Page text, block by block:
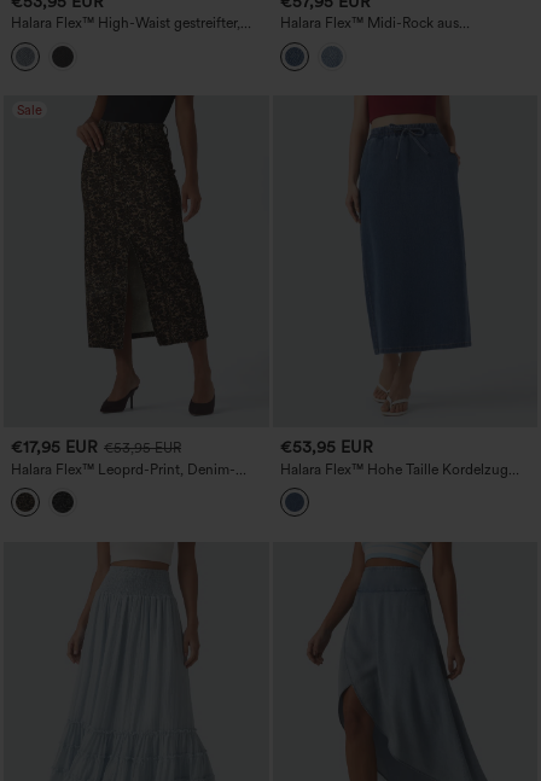
Halara Flex™ High-Waist gestreifter,
stonewashed Denim-Maxi-Rock mit
Taschen
Halara Flex™ Midi-Rock aus
gewaschenem Denim mit
Reißverschlusstaschen und mittlerer
Bundhöhe, lässig
Sale
€17,95 EUR €53,95 EUR
Halara Flex™ Leoprd-Print, Denim-
Casual-Rock mit hoher Taille, geradem
Schnitt, Schlitz und Taschen
€53,95 EUR
Halara Flex™ Hohe Taille Kordelzug
Schlitz Midi Jeans Casual Rock mit
Taschen